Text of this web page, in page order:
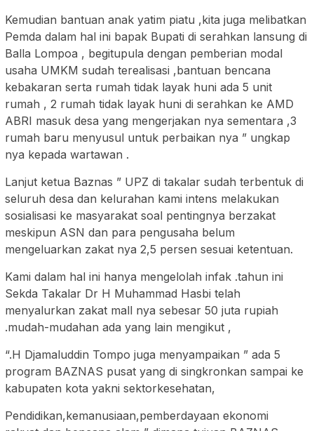
Kemudian bantuan anak yatim piatu ,kita juga melibatkan
Pemda dalam hal ini bapak Bupati di serahkan lansung di
Balla Lompoa , begitupula dengan pemberian modal
usaha UMKM sudah terealisasi ,bantuan bencana
kebakaran serta rumah tidak layak huni ada 5 unit
rumah , 2 rumah tidak layak huni di serahkan ke AMD
ABRI masuk desa yang mengerjakan nya sementara ,3
rumah baru menyusul untuk perbaikan nya ” ungkap
nya kepada wartawan .
Lanjut ketua Baznas ” UPZ di takalar sudah terbentuk di
seluruh desa dan kelurahan kami intens melakukan
sosialisasi ke masyarakat soal pentingnya berzakat
meskipun ASN dan para pengusaha belum
mengeluarkan zakat nya 2,5 persen sesuai ketentuan.
Kami dalam hal ini hanya mengelolah infak .tahun ini
Sekda Takalar Dr H Muhammad Hasbi telah
menyalurkan zakat mall nya sebesar 50 juta rupiah
.mudah-mudahan ada yang lain mengikut ,
“.H Djamaluddin Tompo juga menyampaikan ” ada 5
program BAZNAS pusat yang di singkronkan sampai ke
kabupaten kota yakni sektorkesehatan,
Pendidikan,kemanusiaan,pemberdayaan ekonomi